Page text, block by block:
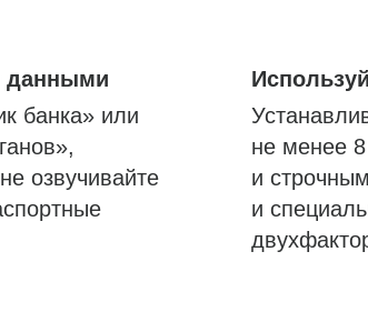
данными
банка» или
озвучивайте
не менее
и
и